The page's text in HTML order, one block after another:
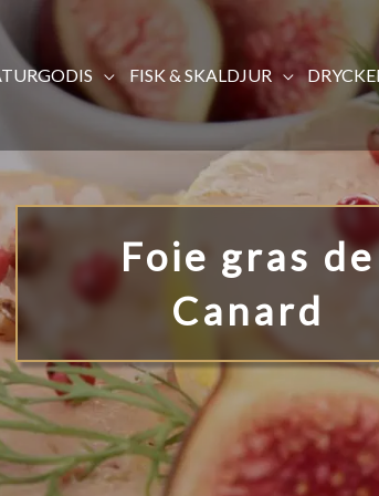
FISK & SKALDJUR
Foie gras de
Canard